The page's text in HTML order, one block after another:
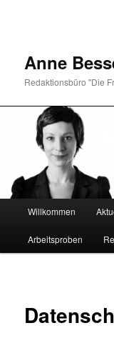
Anne
Redaktionsbüro "Die
Zum Inhalt
Zum sekundären
Willkommen
Arbeitsproben